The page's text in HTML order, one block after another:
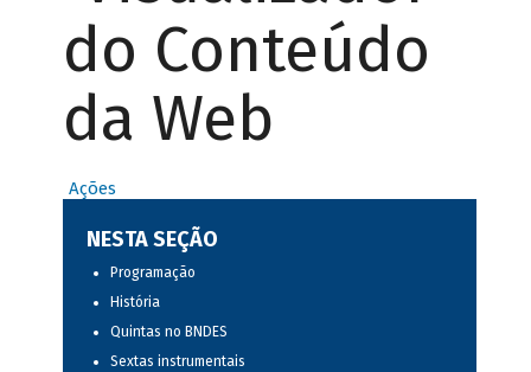
do Conteúdo
da Web
Ações
NESTA SEÇÃO
Programação
História
Quintas no BNDES
Sextas instrumentais